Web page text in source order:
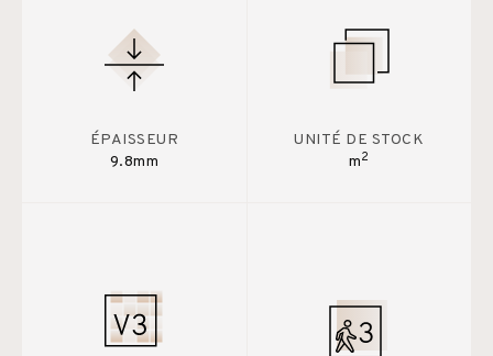
ÉPAISSEUR
9.8mm
UNITÉ DE STOCK
m2